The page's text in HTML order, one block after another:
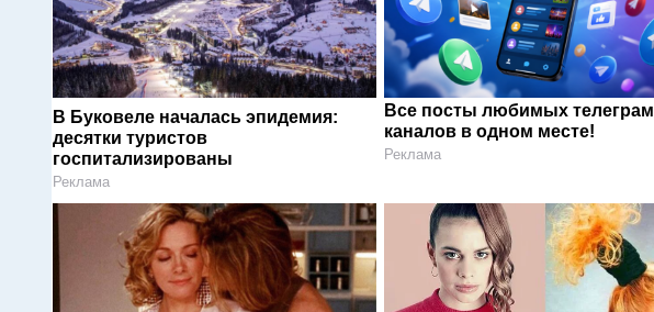
В Буковеле началась эпидемия:
десятки туристов
госпитализированы
Реклама
Все посты любимых телеграм
каналов в одном месте!
Реклама